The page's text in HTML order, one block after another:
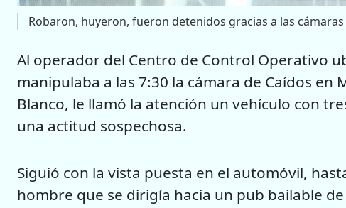
Robaron, huyeron, fueron detenidos gracias a las
Al operador del Centro de Control Operativo
manipulaba a las 7:30 la cámara de Caídos
Blanco, le llamó la atención un vehículo con
una actitud sospechosa.
Siguió con la vista puesta en el automóvil,
hombre que se dirigía hacia un pub bailable